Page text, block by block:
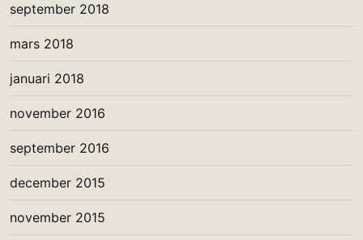
september 2018
mars 2018
januari 2018
november 2016
september 2016
december 2015
november 2015